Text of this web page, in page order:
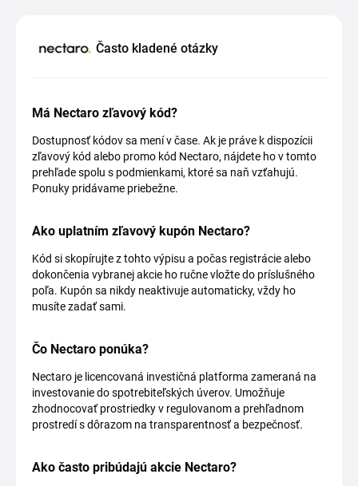
Často kladené otázky
Má Nectaro zľavový kód?
Dostupnosť kódov sa mení v čase. Ak je práve k dispozícii
zľavový kód alebo promo kód Nectaro, nájdete ho v tomto
prehľade spolu s podmienkami, ktoré sa naň vzťahujú.
Ponuky pridávame priebežne.
Ako uplatním zľavový kupón Nectaro?
Kód si skopírujte z tohto výpisu a počas registrácie alebo
dokončenia vybranej akcie ho ručne vložte do príslušného
poľa. Kupón sa nikdy neaktivuje automaticky, vždy ho
musíte zadať sami.
Čo Nectaro ponúka?
Nectaro je licencovaná investičná platforma zameraná na
investovanie do spotrebiteľských úverov. Umožňuje
zhodnocovať prostriedky v regulovanom a prehľadnom
prostredí s dôrazom na transparentnosť a bezpečnosť.
Ako často pribúdajú akcie Nectaro?